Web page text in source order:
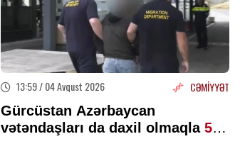
13:59 / 04 Avqust 2026 CƏMİYYƏT
Gürcüstan Azərbaycan
vətəndaşları da daxil olmaqla55